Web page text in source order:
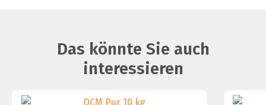
Das könnte Sie auch
interessieren